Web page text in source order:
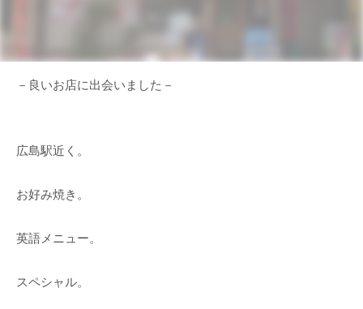
－良いお店に出会いました－
広島駅近く。
お好み焼き。
英語メニュー。
スペシャル。